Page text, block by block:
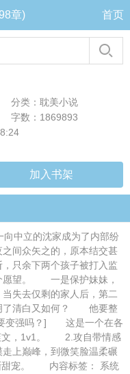
章) 首页
分类：耽美小说
字数：1869893
加入书架
中立的沈家成为了内部纷
间众矢之的，原本结交甚
只余下两个孩子被打入监
望。 一是保护妹妹，
失去仅剩的家人后，第二
了清白又如何？ 他要整
变强吗？] 这是一个在各
文，1v1。 2.攻自带情感
上巅峰，到微笑脸温柔碾
宠。 内容标签： 系统